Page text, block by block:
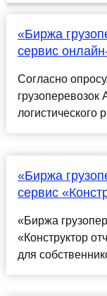
«Биржа
сервис
Согласно
грузоперевозок
логистического
«Биржа
сервис
«Биржа
«Конструктор
для